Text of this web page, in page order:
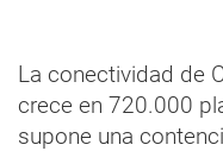
La conectividad de
crece en 720.000
supone una